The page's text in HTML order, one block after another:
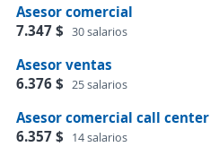
Asesor comercial
7.347 $ 30 salarios
Asesor ventas
6.376 $ 25 salarios
Asesor comercial call center
6.357 $
14 salarios